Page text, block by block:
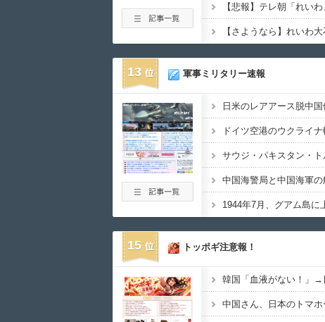
13 軍事ミリタリー速報
15 トッポギ注意報！
韓国「血液がない！」→